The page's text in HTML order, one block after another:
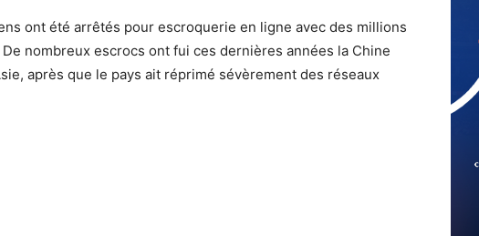
ont été arrêtés pour escroquerie en ligne avec des millions
nombreux escrocs ont fui ces dernières années la Chine
après que le pays ait réprimé sévèrement des réseaux